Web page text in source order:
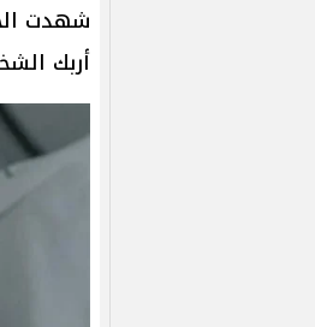
أربك